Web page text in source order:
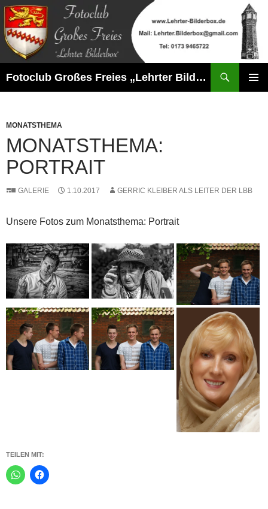
Zum
Inhalt
springen
Fotoclub Großes Freies „Lehrter Bilderbox“
MONATSTHEMA
MONATSTHEMA:
PORTRAIT
GALERIE 1.10.2017 GERRIC KLEIBER ALS LEITER DER LBB
Unsere Fotos zum Monatsthema: Portrait
TEILEN MIT: